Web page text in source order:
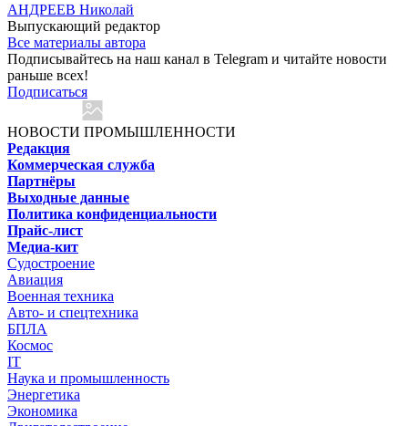
АНДРЕЕВ Николай
Выпускающий редактор
Все материалы автора
Подписывайтесь на наш канал в Telegram и читайте новости
раньше всех!
Подписаться
НОВОСТИ ПРОМЫШЛЕННОСТИ
Редакция
Коммерческая служба
Партнёры
Выходные данные
Политика конфиденциальности
Прайс-лист
Медиа-кит
Судостроение
Авиация
Военная техника
Авто- и спецтехника
БПЛА
Космос
IT
Наука и промышленность
Энергетика
Экономика